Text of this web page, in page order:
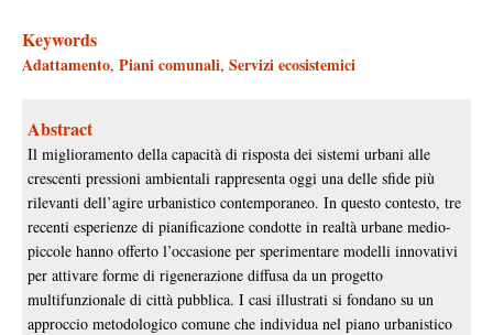
Keywords
Adattamento, Piani comunali, Servizi ecosistemici
Abstract
Il miglioramento della capacità di risposta dei sistemi urbani alle
crescenti pressioni ambientali rappresenta oggi una delle sfide più
rilevanti dell’agire urbanistico contemporaneo. In questo contesto, tre
recenti esperienze di pianificazione condotte in realtà urbane medio-
piccole hanno offerto l’occasione per sperimentare modelli innovativi
per attivare forme di rigenerazione diffusa da un progetto
multifunzionale di città pubblica. I casi illustrati si fondano su un
approccio metodologico comune che individua nel piano urbanistico